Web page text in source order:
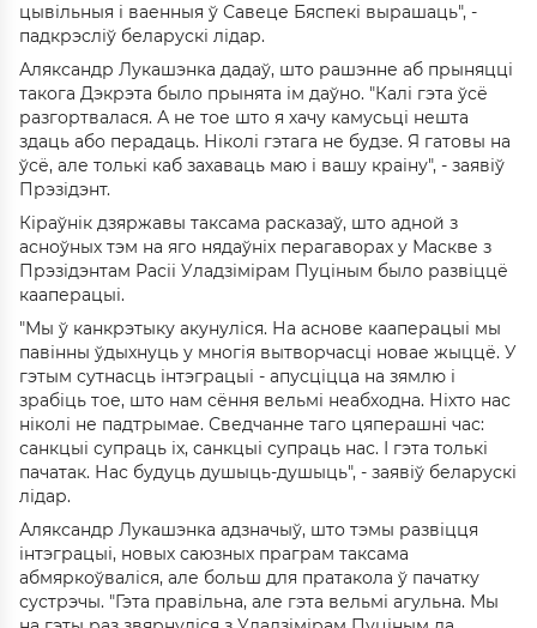
цывільныя і ваенныя ў Савеце Бяспекі вырашаць", -
падкрэсліў беларускі лідар.
Аляксандр Лукашэнка дадаў, што рашэнне аб прыняцці
такога Дэкрэта было прынята ім даўно. "Калі гэта ўсё
разгортвалася. А не тое што я хачу камусьці нешта
здаць або перадаць. Ніколі гэтага не будзе. Я гатовы на
ўсё, але толькі каб захаваць маю і вашу краіну", - заявіў
Прэзідэнт.
Кіраўнік дзяржавы таксама расказаў, што адной з
асноўных тэм на яго нядаўніх перагаворах у Маскве з
Прэзідэнтам Расіі Уладзімірам Пуціным было развіццё
кааперацыі.
"Мы ў канкрэтыку акунуліся. На аснове кааперацыі мы
павінны ўдыхнуць у многія вытворчасці новае жыццё. У
гэтым сутнасць інтэграцыі - апусціцца на зямлю і
зрабіць тое, што нам сёння вельмі неабходна. Ніхто нас
ніколі не падтрымае. Сведчанне таго цяперашні час:
санкцыі супраць іх, санкцыі супраць нас. І гэта толькі
пачатак. Нас будуць душыць-душыць", - заявіў беларускі
лідар.
Аляксандр Лукашэнка адзначыў, што тэмы развіцця
інтэграцыі, новых саюзных праграм таксама
абмяркоўваліся, але больш для пратакола ў пачатку
сустрэчы. "Гэта правільна, але гэта вельмі агульна. Мы